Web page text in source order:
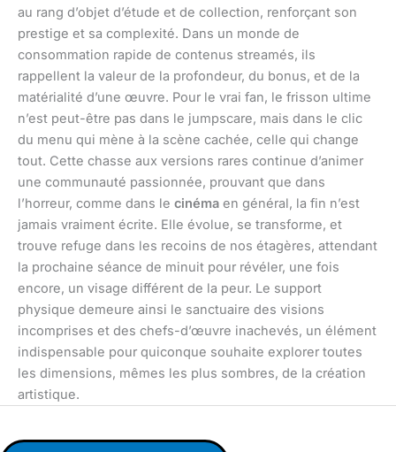
au rang d’objet d’étude et de collection, renforçant son
prestige et sa complexité. Dans un monde de
consommation rapide de contenus streamés, ils
rappellent la valeur de la profondeur, du bonus, et de la
matérialité d’une œuvre. Pour le vrai fan, le frisson ultime
n’est peut-être pas dans le jumpscare, mais dans le clic
du menu qui mène à la scène cachée, celle qui change
tout. Cette chasse aux versions rares continue d’animer
une communauté passionnée, prouvant que dans
l’horreur, comme dans le cinéma en général, la fin n’est
jamais vraiment écrite. Elle évolue, se transforme, et
trouve refuge dans les recoins de nos étagères, attendant
la prochaine séance de minuit pour révéler, une fois
encore, un visage différent de la peur. Le support
physique demeure ainsi le sanctuaire des visions
incomprises et des chefs-d’œuvre inachevés, un élément
indispensable pour quiconque souhaite explorer toutes
les dimensions, mêmes les plus sombres, de la création
artistique.